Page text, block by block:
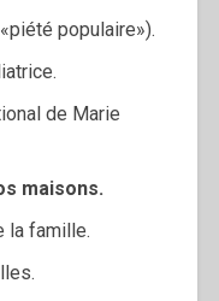
populaire»).
de Marie
maisons.
la famille.